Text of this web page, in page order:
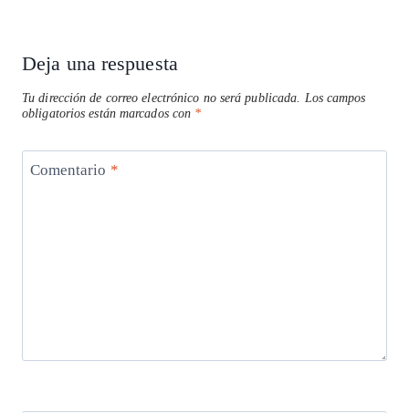
Deja una respuesta
Tu dirección de correo electrónico no será publicada.
Los campos
obligatorios están marcados con *
Comentario *